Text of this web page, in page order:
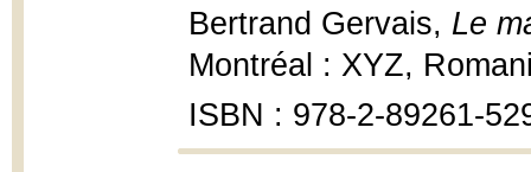
Bertrand Gervais, Le
Montréal : XYZ,
ISBN : 978-2-89261-